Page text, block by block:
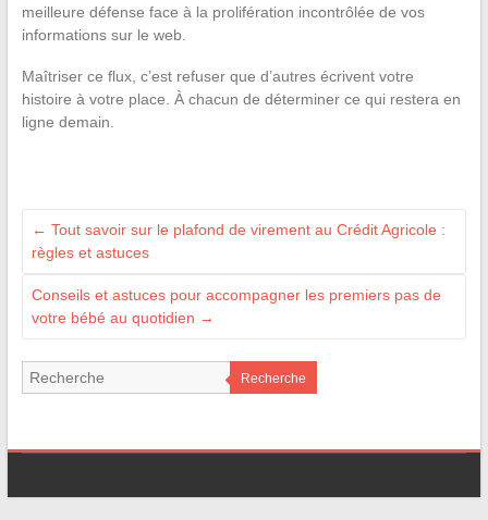
meilleure défense face à la prolifération incontrôlée de vos
informations sur le web.
Maîtriser ce flux, c’est refuser que d’autres écrivent votre
histoire à votre place. À chacun de déterminer ce qui restera en
ligne demain.
← Tout savoir sur le plafond de virement au Crédit Agricole :
règles et astuces
Conseils et astuces pour accompagner les premiers pas de
votre bébé au quotidien →
Recherche